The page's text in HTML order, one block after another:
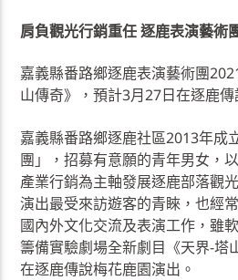
肩負觀光行銷重任 逐鹿表演藝術
嘉義縣番路鄉逐鹿表演藝術團
山傳奇》，預計3月27日在逐鹿
嘉義縣番路鄉逐鹿社區2013年成
團」，招募有意願的青年男女，
產業行銷為主軸發展逐鹿部落觀
演出最受來訪遊客的青睞，也經
國內外文化交流及表演工作，雖
籌備實驗劇場全新劇目《天界-塔
在逐鹿傳說梅花鹿園演出。